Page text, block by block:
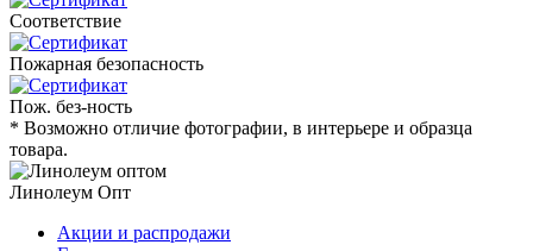
Соответствие
Пожарная безопасность
Пож. без-ность
* Возможно отличие фотографии, в интерьере и образца
товара.
Линолеум Опт
Акции и распродажи